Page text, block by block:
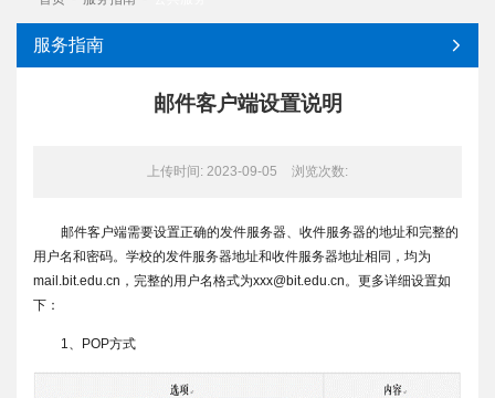
服务指南
邮件客户端设置说明
上传时间: 2023-09-05 浏览次数:
邮件客户端需要设置正确的发件服务器、收件服务器的地址和完整的
用户名和密码。学校的发件服务器地址和收件服务器地址相同，均为
mail.bit.edu.cn，完整的用户名格式为xxx@bit.edu.cn。更多详细设置如
下：
1、POP方式